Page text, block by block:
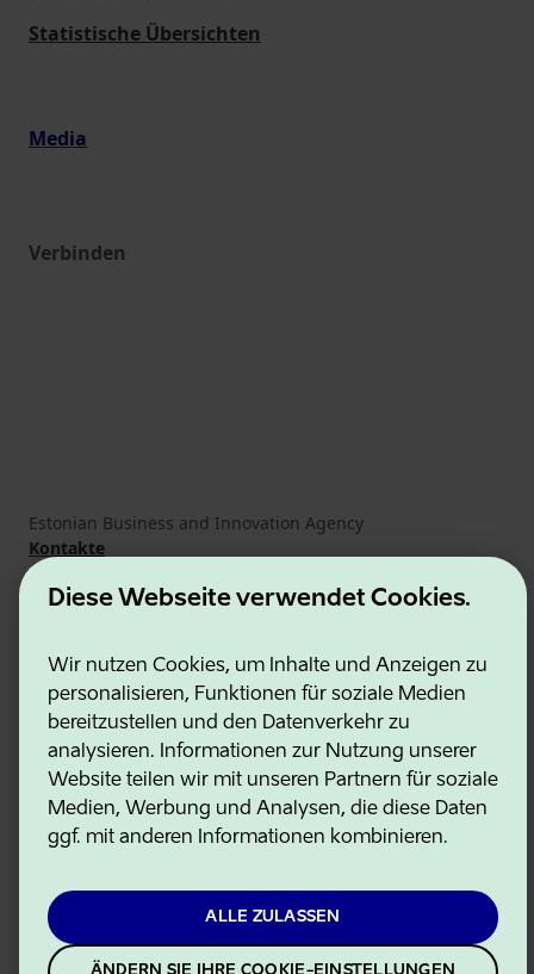
Diese Webseite verwendet Cookies.
Wir nutzen Cookies, um Inhalte und Anzeigen zu
personalisieren, Funktionen für soziale Medien
bereitzustellen und den Datenverkehr zu
analysieren. Informationen zur Nutzung unserer
Website teilen wir mit unseren Partnern für soziale
Medien, Werbung und Analysen, die diese Daten
ggf. mit anderen Informationen kombinieren.
ALLE ZULASSEN
Statistische Übersichten
Media
Verbinden
Estonian Business and Innovation Agency
Kontakte
Kooperationspartner
Nutzungsbedingungen